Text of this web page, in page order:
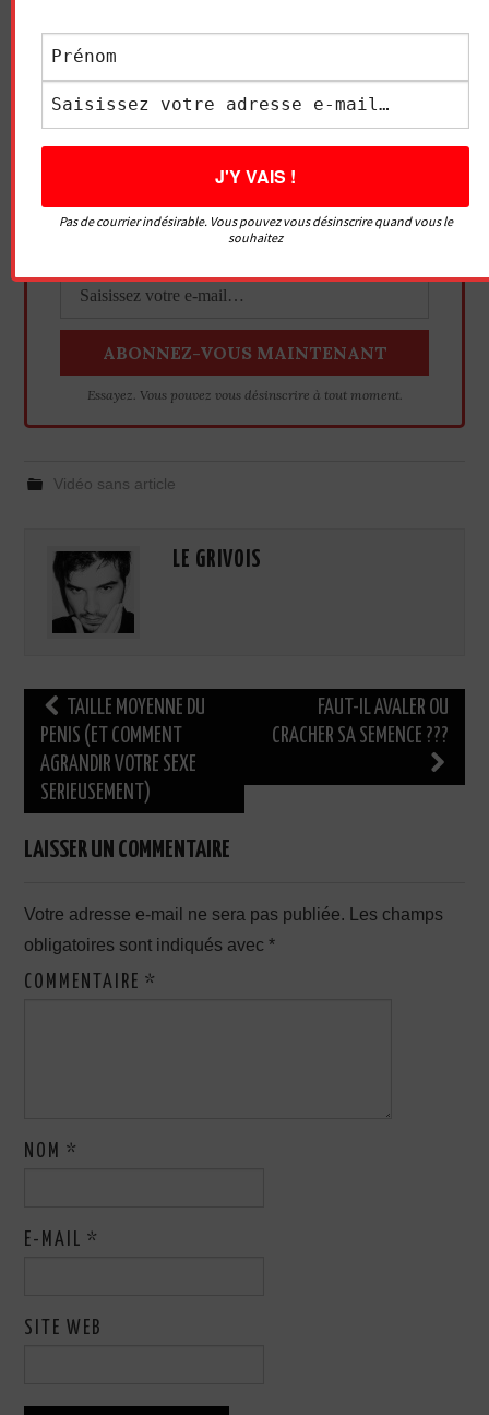
Essayez. Vous pouvez vous désinscrire à tout moment.
Vidéo sans article
LE GRIVOIS
Navigation
des
articles
TAILLE MOYENNE DU
PENIS (ET COMMENT
AGRANDIR VOTRE SEXE
SERIEUSEMENT)
FAUT-IL AVALER OU
CRACHER SA SEMENCE ???
LAISSER UN COMMENTAIRE
Votre adresse e-mail ne sera pas publiée.
Les champs
obligatoires sont indiqués avec*
COMMENTAIRE*
NOM*
E-MAIL*
SITE WEB
Pas de courrier indésirable. Vous pouvez vous désinscrire quand vous le
souhaitez